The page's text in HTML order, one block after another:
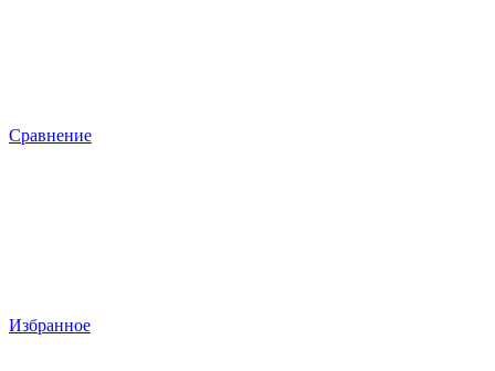
Сравнение
Избранное